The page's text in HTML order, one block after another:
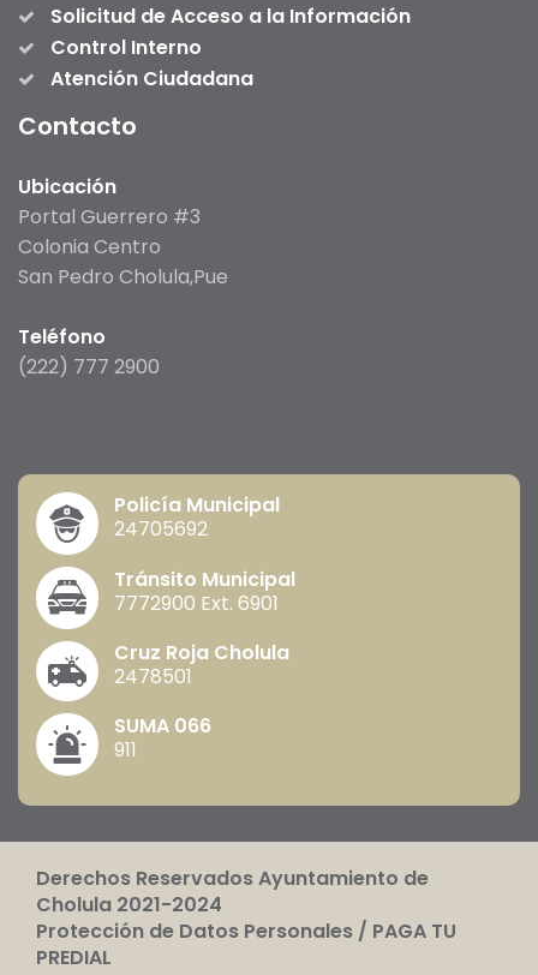
Solicitud de Acceso a la Información
Control Interno
Atención Ciudadana
Contacto
Ubicación
Portal Guerrero #3
Colonia Centro
San Pedro Cholula,Pue
Teléfono
(222) 777 2900
Policía Municipal
24705692
Tránsito Municipal
7772900 Ext. 6901
Cruz Roja Cholula
2478501
SUMA 066
911
Derechos Reservados Ayuntamiento de
Cholula 2021-2024
Protección de Datos Personales / PAGA TU
PREDIAL